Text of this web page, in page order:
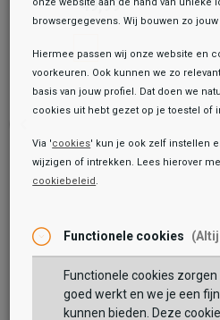
Maat:
49,99
Toegevoegd aan je
browsergegevens. Wij bouwen zo
Hiermee passen wij onze website en
voorkeuren. Ook kunnen we zo
basis van jouw profiel. Dat doen we
cookies uit hebt gezet op je toestel of
Via 'cookies' kun je ook zelf instellen
wijzigen of intrekken. Lees hierover
cookiebeleid.
Functionele cookies
Functionele cookies
goed werkt en we je een
kunnen bieden. Deze